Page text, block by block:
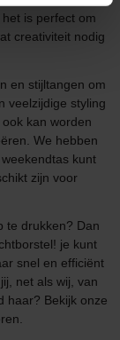
is perfect om
creativiteit nodig
en stijltangen om
veelzijdige styling
kan worden
We hebben
kunt
zijn voor
te drukken? Dan
je kunt
snel en efficiënt
net als wij, van
haar? Bekijk onze